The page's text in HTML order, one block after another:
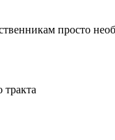
просто